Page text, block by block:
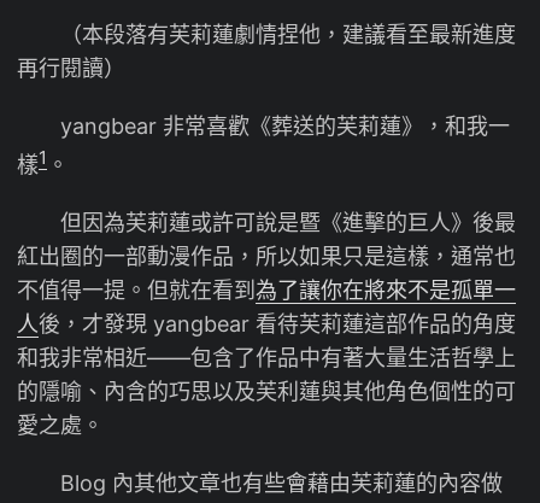
（本段落有芙莉蓮劇情捏他，建議看至最新進度
再行閱讀）
yangbear 非常喜歡《葬送的芙莉蓮》，和我一
樣1 。
但因為芙莉蓮或許可說是暨《進擊的巨人》後最
紅出圈的一部動漫作品，所以如果只是這樣，通常也
不值得一提。但就在看到 為了讓你在將來不是孤單一
人後，才發現 yangbear 看待芙莉蓮這部作品的角度
和我非常相近——包含了作品中有著大量生活哲學上
的隱喻、內含的巧思以及芙利蓮與其他角色個性的可
愛之處。
Blog 內其他文章也有些會藉由芙莉蓮的內容做